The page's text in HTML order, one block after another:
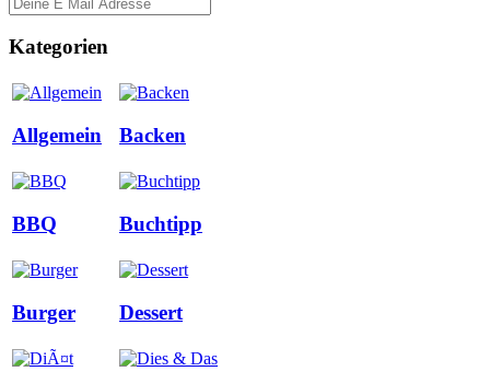
Kategorien
Allgemein Backen
BBQ Buchtipp
Burger Dessert